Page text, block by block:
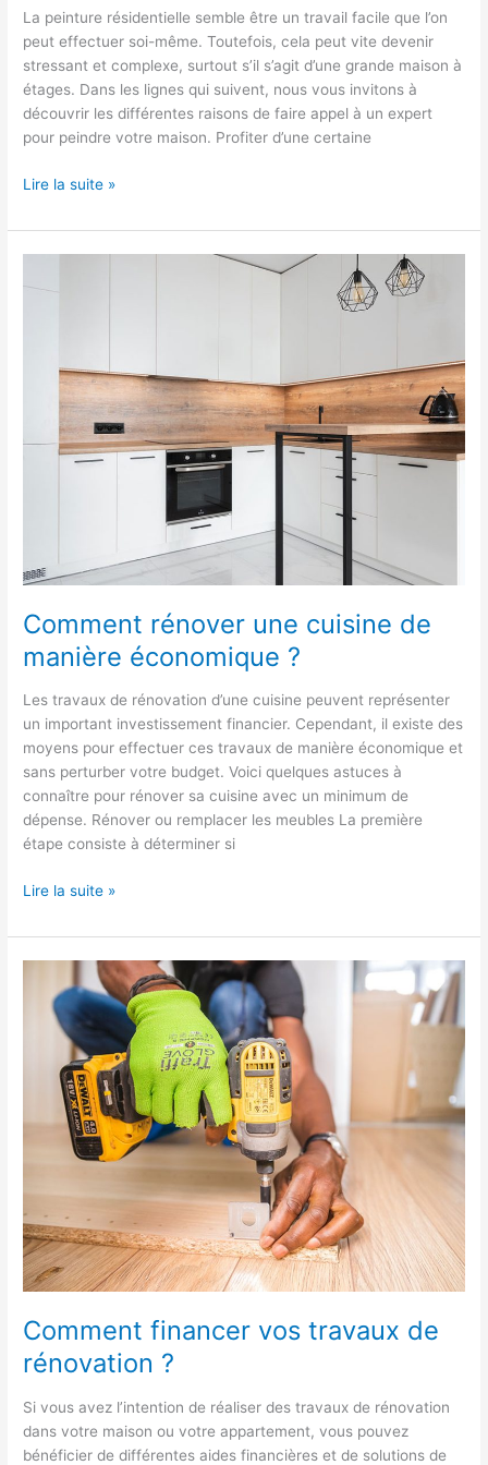
La peinture résidentielle semble être un travail facile que l’on
peut effectuer soi-même. Toutefois, cela peut vite devenir
stressant et complexe, surtout s’il s’agit d’une grande maison à
étages. Dans les lignes qui suivent, nous vous invitons à
découvrir les différentes raisons de faire appel à un expert
pour peindre votre maison. Profiter d’une certaine
Lire la suite »
Comment rénover une cuisine de
manière économique ?
Les travaux de rénovation d’une cuisine peuvent représenter
un important investissement financier. Cependant, il existe des
moyens pour effectuer ces travaux de manière économique et
sans perturber votre budget. Voici quelques astuces à
connaître pour rénover sa cuisine avec un minimum de
dépense. Rénover ou remplacer les meubles La première
étape consiste à déterminer si
rénover
manière
économique
Lire la suite »
Comment financer vos travaux de
rénovation ?
Si vous avez l’intention de réaliser des travaux de rénovation
dans votre maison ou votre appartement, vous pouvez
bénéficier de différentes aides financières et de solutions de
financer
travaux
rénovation